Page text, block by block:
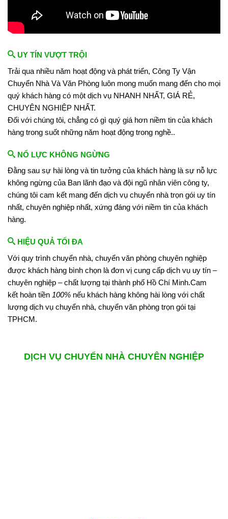
UY TÍN VƯỢT TRỘI
Trải qua nhiều năm hoạt động và phát triển, Công Ty Vận
Chuyển Nhà Và Văn Phòng luôn mong muốn mang đến cho mọi
quý khách hàng có một dịch vụ NHANH NHẤT, GIÁ RẺ,
CHUYÊN NGHIỆP NHẤT.
Đối với chúng tôi, chẳng có gì quý giá hơn niềm tin của khách
hàng trong suốt những năm hoạt động trong nghề..
NỔ LỰC KHÔNG NGỪNG
Đằng sau sự hài lòng và tin tưởng của khách hàng là sự nỗ lực
không ngừng của Ban lãnh đạo và đội ngũ nhân viên công ty,
chúng tôi cam kết mang đến dịch vụ chuyển nhà trọn gói uy tín
nhất, chuyên nghiệp nhất, xứng đáng với niềm tin của khách
hàng.
HIỆU QUẢ TỐI ĐA
Với quy trình chuyển nhà, chuyển văn phòng chuyên nghiệp
được khách hàng bình chọn là đơn vị cung cấp dịch vụ uy tín –
chuyên nghiệp – chất lượng tại thành phố Hồ Chí Minh.Cam
kết hoàn tiền 100% nếu khách hàng không hài lòng với chất
lượng dịch vụ chuyển nhà, chuyển văn phòng trọn gói tại
TPHCM.
DỊCH VỤ CHUYỂN NHÀ CHUYÊN NGHIỆP